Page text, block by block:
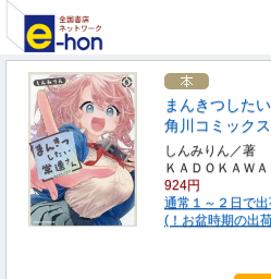
まんきつした
角川コミック
しんみりん／著
ＫＡＤＯＫＡＷＡ
924円
通常１～２日で
(！お盆時期の出